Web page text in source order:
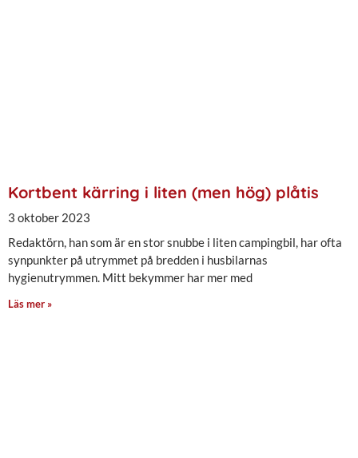
Kortbent kärring i liten (men hög) plåtis
3 oktober 2023
Redaktörn, han som är en stor snubbe i liten campingbil, har ofta
synpunkter på utrymmet på bredden i husbilarnas
hygienutrymmen. Mitt bekymmer har mer med
Läs mer »